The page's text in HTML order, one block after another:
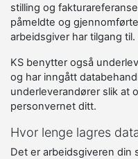
stilling og
påmeldte og
arbeidsgiver har tilgang til.
KS benytter også
og har inngått
underleverandører slik at
personvernet ditt.
Hvor lenge lagres
Det er arbeidsgiveren din